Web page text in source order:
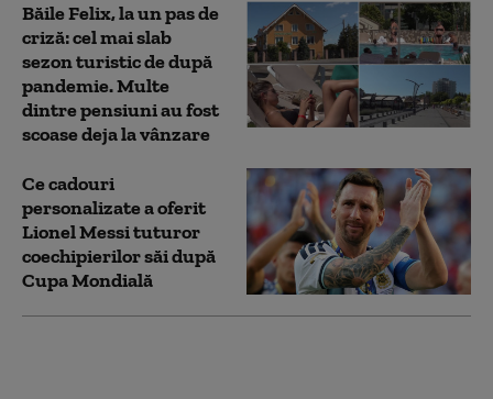
Băile Felix, la un pas de
criză: cel mai slab
sezon turistic de după
pandemie. Multe
dintre pensiuni au fost
scoase deja la vânzare
Ce cadouri
personalizate a oferit
Lionel Messi tuturor
coechipierilor săi după
Cupa Mondială